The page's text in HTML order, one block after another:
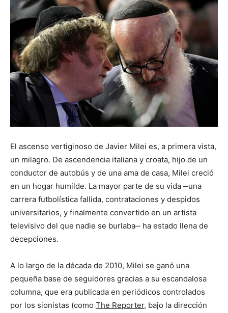
El ascenso vertiginoso de Javier Milei es, a primera vista,
un milagro. De ascendencia italiana y croata, hijo de un
conductor de autobús y de una ama de casa, Milei creció
en un hogar humilde. La mayor parte de su vida ‒una
carrera futbolística fallida, contrataciones y despidos
universitarios, y finalmente convertido en un artista
televisivo del que nadie se burlaba‒ ha estado llena de
decepciones.
A lo largo de la década de 2010, Milei se ganó una
pequeña base de seguidores gracias a su escandalosa
columna, que era publicada en periódicos controlados
por los sionistas (como The Reporter, bajo la dirección